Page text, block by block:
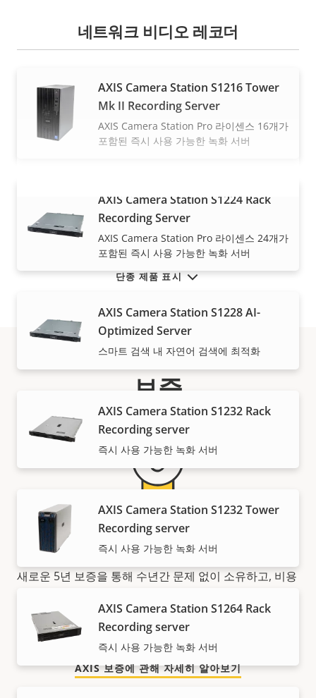
더 보기
네트워크 비디오 레코더
AXIS Camera Station S1216 Tower
Mk II Recording Server
AXIS Camera Station Pro 라이센스 16개가
포함된 즉시 사용 가능한 녹화 서버
AXIS Camera Station S1224 Rack
Recording Server
AXIS Camera Station Pro 라이센스 24개가
포함된 즉시 사용 가능한 녹화 서버
AXIS Camera Station S1228 AI-
Optimized Server
스마트 검색 내 자연어 검색에 최적화
AXIS Camera Station S1232 Rack
Recording server
즉시 사용 가능한 녹화 서버
AXIS Camera Station S1232 Tower
Recording server
즉시 사용 가능한 녹화 서버
AXIS Camera Station S1264 Rack
Recording server
즉시 사용 가능한 녹화 서버
단종 제품 표시
보증
안심할 수 있는 5년 보증
새로운 5년 보증을 통해 수년간 문제 없이 소유하고, 비용
있지도 않습니다. 당사에서 약속하는 내용이 정확히 여러
분이 얻는 것입니다.
AXIS 보증에 관해 자세히 알아보기